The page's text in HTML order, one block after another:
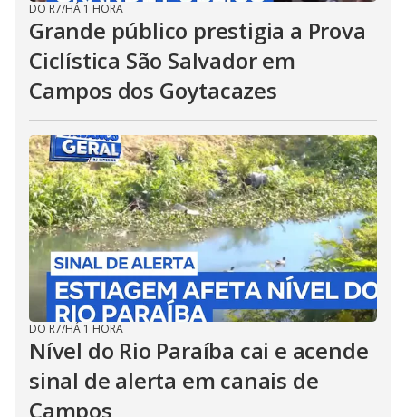
DO R7/HÁ 1 HORA
Grande público prestigia a Prova
Ciclística São Salvador em
Campos dos Goytacazes
DO R7/HÁ 1 HORA
Nível do Rio Paraíba cai e acende
sinal de alerta em canais de
Campos